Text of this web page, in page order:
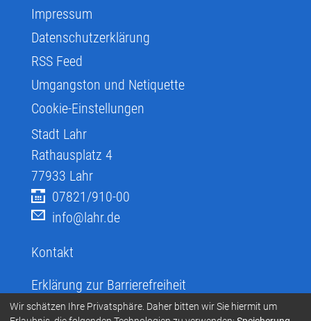
Impressum
Datenschutzerklärung
RSS Feed
Umgangston und Netiquette
Cookie-Einstellungen
Stadt Lahr
Rathausplatz 4
77933 Lahr
07821/910-00
info@lahr.de
Kontakt
Erklärung zur Barrierefreiheit
Infos zur Barrierefreiheit
Wir schätzen Ihre Privatsphäre. Daher bitten wir Sie hiermit um